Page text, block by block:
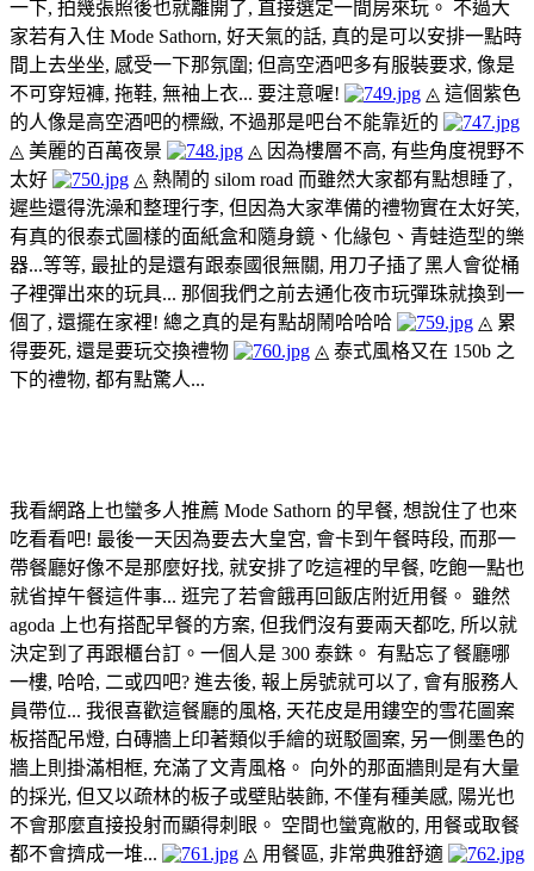
一下, 拍幾張照後也就離開了, 直接選定一間房來玩。 不過大
家若有入住 Mode Sathorn, 好天氣的話, 真的是可以安排一點時
間上去坐坐, 感受一下那氛圍; 但高空酒吧多有服裝要求, 像是
不可穿短褲, 拖鞋, 無袖上衣... 要注意喔!
◬ 這個紫色
的人像是高空酒吧的標緻, 不過那是吧台不能靠近的
◬ 美麗的百萬夜景
◬ 因為樓層不高, 有些角度視野不
太好
◬ 熱鬧的 silom road 而雖然大家都有點想睡了,
遲些還得洗澡和整理行李, 但因為大家準備的禮物實在太好笑,
有真的很泰式圖樣的面紙盒和隨身鏡、化緣包、青蛙造型的樂
器...等等, 最扯的是還有跟泰國很無關, 用刀子插了黑人會從桶
子裡彈出來的玩具... 那個我們之前去通化夜市玩彈珠就換到一
個了, 還擺在家裡! 總之真的是有點胡鬧哈哈哈
◬ 累
得要死, 還是要玩交換禮物
◬ 泰式風格又在 150b 之
下的禮物, 都有點驚人...
我看網路上也蠻多人推薦 Mode Sathorn 的早餐, 想說住了也來
吃看看吧! 最後一天因為要去大皇宮, 會卡到午餐時段, 而那一
帶餐廳好像不是那麼好找, 就安排了吃這裡的早餐, 吃飽一點也
就省掉午餐這件事... 逛完了若會餓再回飯店附近用餐。 雖然
agoda 上也有搭配早餐的方案, 但我們沒有要兩天都吃, 所以就
決定到了再跟櫃台訂。一個人是 300 泰銖。 有點忘了餐廳哪
一樓, 哈哈, 二或四吧? 進去後, 報上房號就可以了, 會有服務人
員帶位... 我很喜歡這餐廳的風格, 天花皮是用鏤空的雪花圖案
板搭配吊燈, 白磚牆上印著類似手繪的斑駁圖案, 另一側墨色的
牆上則掛滿相框, 充滿了文青風格。 向外的那面牆則是有大量
的採光, 但又以疏林的板子或壁貼裝飾, 不僅有種美感, 陽光也
不會那麼直接投射而顯得刺眼。 空間也蠻寬敝的, 用餐或取餐
都不會擠成一堆...
◬ 用餐區, 非常典雅舒適